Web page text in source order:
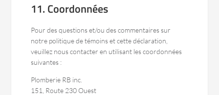
11. Coordonnées
Pour des questions et/ou des commentaires sur
notre politique de témoins et cette déclaration,
veuillez nous contacter en utilisant les coordonnées
suivantes :
Plomberie RB inc.
151, Route 230 Ouest